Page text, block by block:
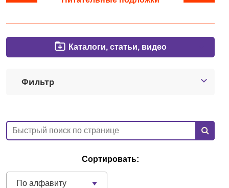
Каталоги, статьи, видео
Фильтр
Сортировать:
По алфавиту